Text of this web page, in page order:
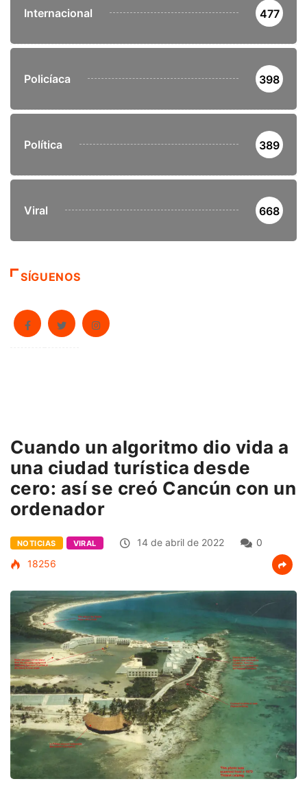
Internacional 477
Policíaca 398
Política 389
Viral 668
SÍGUENOS
Cuando un algoritmo dio vida a
una ciudad turística desde
cero: así se creó Cancún con un
ordenador
NOTICIAS VIRAL 14 de abril de 2022
0
18256